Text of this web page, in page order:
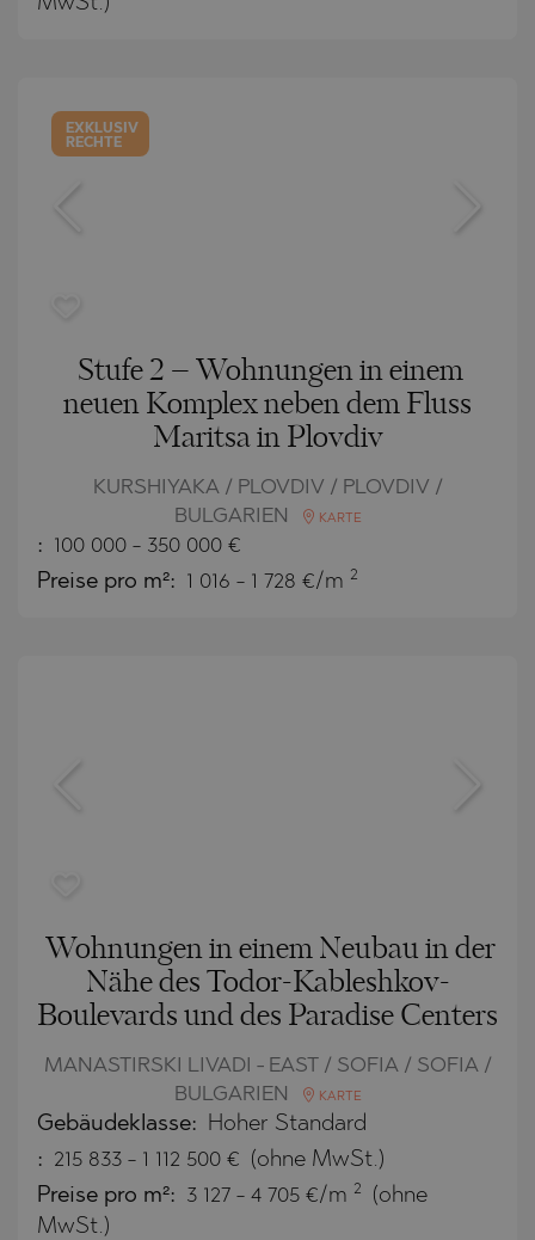
EXKLUSIV
RECHTE
Stufe 2 – Wohnungen in einem
neuen Komplex neben dem Fluss
Maritsa in Plovdiv
KURSHIYAKA / PLOVDIV / PLOVDIV /
BULGARIEN
KARTE
: 100 000 - 350 000 €
Preise pro m²: 1 016 - 1 728 €/m 2
Wohnungen in einem Neubau in der
Nähe des Todor-Kableshkov-
Boulevards und des Paradise Centers
MANASTIRSKI LIVADI - EAST / SOFIA / SOFIA /
BULGARIEN
KARTE
Gebäudeklasse: Hoher Standard
: 215 833 - 1 112 500 € (ohne MwSt.)
Preise pro m²: 3 127 - 4 705 €/m 2
(ohne
MwSt.)